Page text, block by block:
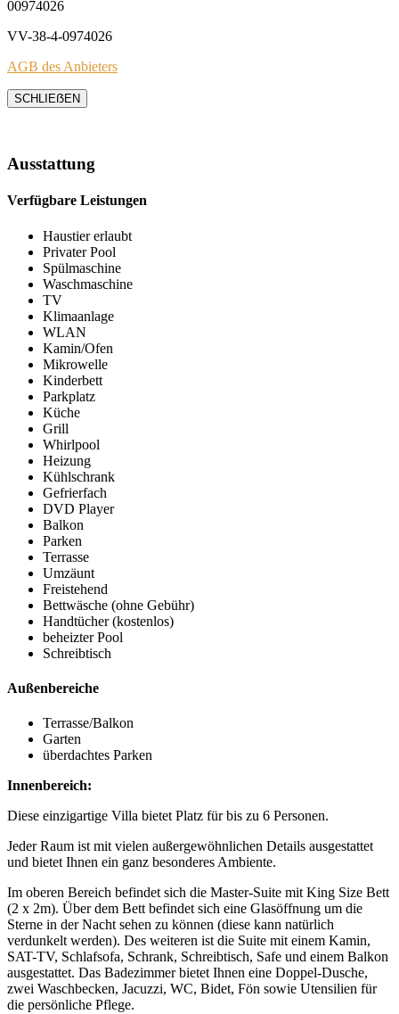
00974026
VV-38-4-0974026
AGB des Anbieters
SCHLIEẞEN
Ausstattung
Verfügbare Leistungen
Haustier erlaubt
Privater Pool
Spülmaschine
Waschmaschine
TV
Klimaanlage
WLAN
Kamin/Ofen
Mikrowelle
Kinderbett
Parkplatz
Küche
Grill
Whirlpool
Heizung
Kühlschrank
Gefrierfach
DVD Player
Balkon
Parken
Terrasse
Umzäunt
Freistehend
Bettwäsche (ohne Gebühr)
Handtücher (kostenlos)
beheizter Pool
Schreibtisch
Außenbereiche
Terrasse/Balkon
Garten
überdachtes Parken
Innenbereich:
Diese einzigartige Villa bietet Platz für bis zu 6 Personen.
Jeder Raum ist mit vielen außergewöhnlichen Details ausgestattet
und bietet Ihnen ein ganz besonderes Ambiente.
Im oberen Bereich befindet sich die Master-Suite mit King Size Bett
(2 x 2m). Über dem Bett befindet sich eine Glasöffnung um die
Sterne in der Nacht sehen zu können (diese kann natürlich
verdunkelt werden). Des weiteren ist die Suite mit einem Kamin,
SAT-TV, Schlafsofa, Schrank, Schreibtisch, Safe und einem Balkon
ausgestattet. Das Badezimmer bietet Ihnen eine Doppel-Dusche,
zwei Waschbecken, Jacuzzi, WC, Bidet, Fön sowie Utensilien für
die persönliche Pflege.